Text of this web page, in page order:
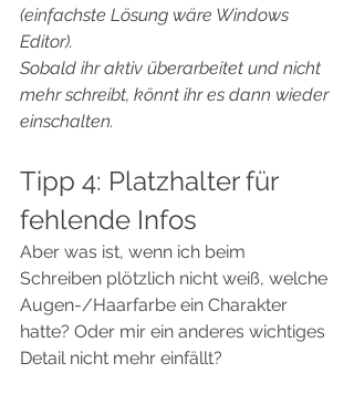
(einfachste Lösung wäre Windows
Editor).
Sobald ihr aktiv überarbeitet und nicht
mehr schreibt, könnt ihr es dann wieder
einschalten.
Tipp 4: Platzhalter für
fehlende Infos
Aber was ist, wenn ich beim
Schreiben plötzlich nicht weiß, welche
Augen-/Haarfarbe ein Charakter
hatte? Oder mir ein anderes wichtiges
Detail nicht mehr einfällt?